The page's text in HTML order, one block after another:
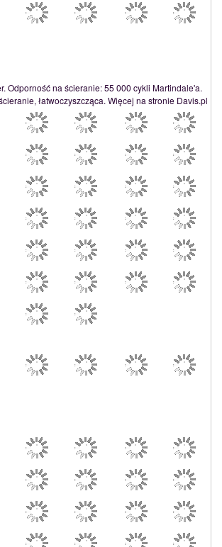
Odporność na ścieranie: 55 000 cykli Martindale'a.
łatwoczyszcząca. Więcej na stronie Davis.pl